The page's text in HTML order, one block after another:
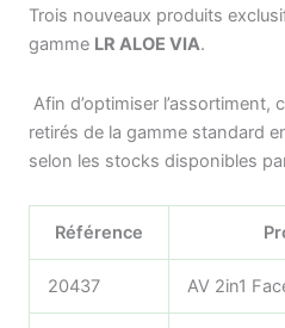
Trois nouveaux produits
gamme LR ALOE VIA.
Afin d’optimiser
retirés de la gamme standard
selon les stocks disponibles
Référence
20437 AV 2in1